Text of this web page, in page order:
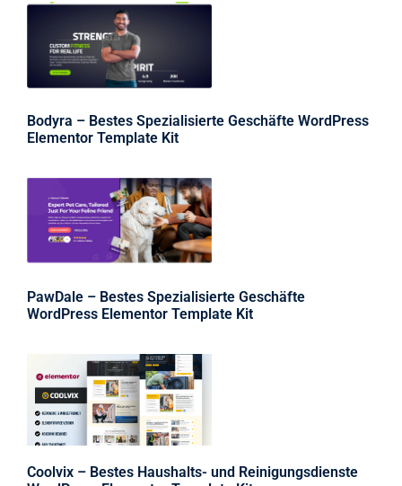
Bodyra – Bestes Spezialisierte Geschäfte WordPress
Elementor Template Kit
PawDale – Bestes Spezialisierte Geschäfte
WordPress Elementor Template Kit
Coolvix – Bestes Haushalts- und Reinigungsdienste